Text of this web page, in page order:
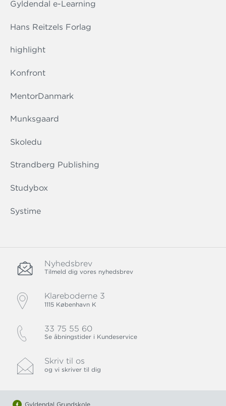
Gyldendal e-Learning
Hans Reitzels Forlag
highlight
Konfront
MentorDanmark
Munksgaard
Skoledu
Strandberg Publishing
Studybox
Systime
Nyhedsbrev
Tilmeld dig vores nyhedsbrev
Klareboderne 3
1115 København K
33 75 55 60
Se åbningstider i Kundeservice
Skriv til os
og vi skriver til dig